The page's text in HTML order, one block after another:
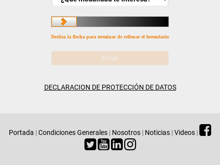
Desliza la flecha para terminar de rellenar el formulario
DECLARACION DE PROTECCIÓN DE DATOS
Portada |Condiciones Generales | Nosotros | Noticias |Videos |